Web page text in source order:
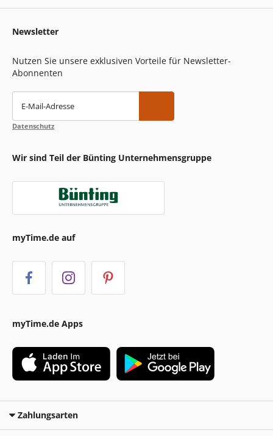
Newsletter
Nutzen Sie unsere exklusiven Vorteile für Newsletter-
Abonnenten
E-Mail-Adresse
Datenschutz
Wir sind Teil der Bünting Unternehmensgruppe
myTime.de auf
myTime.de Apps
Zahlungsarten